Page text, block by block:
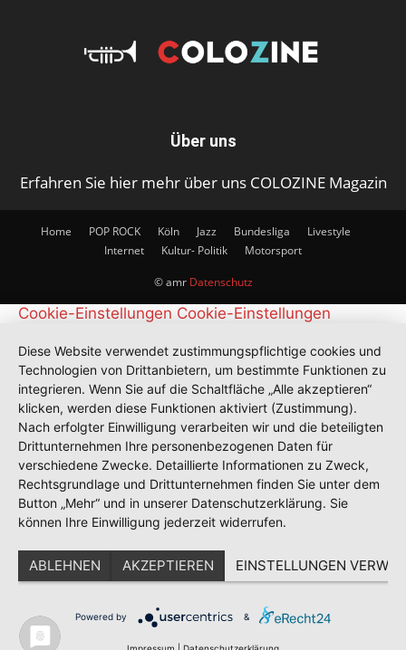
Über uns
Erfahren Sie hier mehr über uns COLOZINE Magazin
Home POP ROCK Köln Jazz Bundesliga
Livestyle
Internet
Kultur- Politik Motorsport
© amr Datenschutz
Cookie-Einstellungen Cookie-Einstellungen
Diese Website verwendet zustimmungspflichtige cookies und
Technologien von Drittanbietern, um bestimmte Funktionen zu
integrieren. Wenn Sie auf die Schaltfläche „Alle akzeptieren“
klicken, werden diese Funktionen aktiviert (Zustimmung).
Nach erfolgter Einwilligung verarbeiten wir und die beteiligten
Drittunternehmen Ihre personenbezogenen Daten für
verschiedene Zwecke. Detaillierte Informationen zu Zweck,
Rechtsgrundlage und Drittunternehmen finden Sie unter dem
Button „Mehr“ und in unserer Datenschutzerklärung. Sie
können Ihre Einwilligung jederzeit widerrufen.
ABLEHNEN AKZEPTIEREN EINSTELLUNGEN
Powered by &